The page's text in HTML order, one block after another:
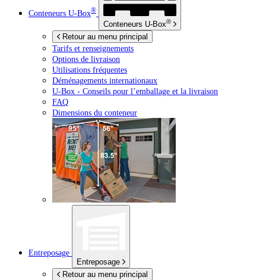
Conteneurs U-Box®
Conteneurs U-Box®
Retour au menu principal
Tarifs et renseignements
Options de livraison
Utilisations fréquentes
Déménagements internationaux
U-Box - Conseils pour l’emballage et la livraison
FAQ
Dimensions du conteneur
Entreposage
Entreposage
Retour au menu principal